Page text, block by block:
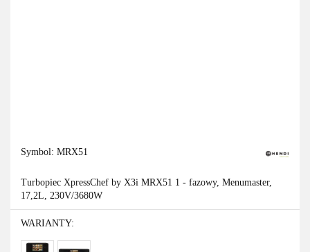
Symbol: MRX51
Turbopiec XpressChef by X3i MRX51 1 - fazowy, Menumaster,
17,2L, 230V/3680W
WARIANTY: